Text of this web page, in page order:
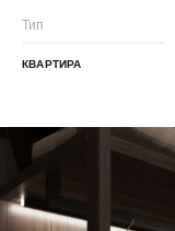
Тип
КВАРТИРА